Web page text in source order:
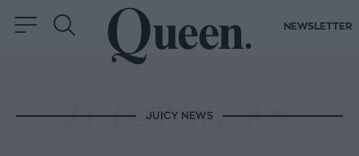
NEWSLETTER
JUICY NEWS